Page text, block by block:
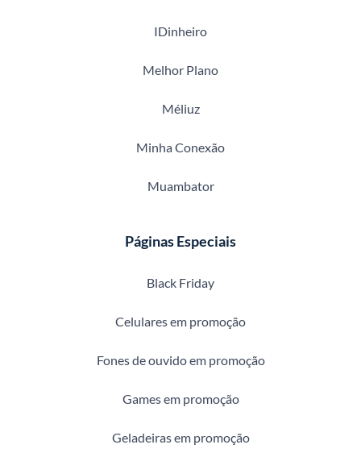
IDinheiro
Melhor Plano
Méliuz
Minha Conexão
Muambator
Páginas Especiais
Black Friday
Celulares em promoção
Fones de ouvido em promoção
Games em promoção
Geladeiras em promoção